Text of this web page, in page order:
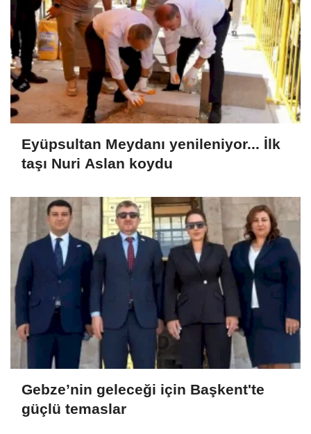
Eyüpsultan Meydanı yenileniyor... İlk
taşı Nuri Aslan koydu
Gebze’nin geleceği için Başkent'te
güçlü temaslar